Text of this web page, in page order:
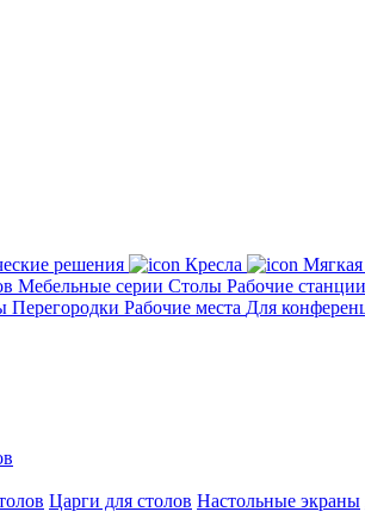
решения Кресла
Мебельные серии Столы Рабочие станции
Перегородки Рабочие места Для
Царги для столов Настольные экраны